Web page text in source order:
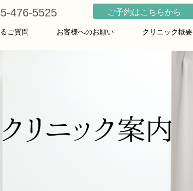
476-5525 ご予約はこちらから
ご質問 お客様へのお願い クリニック概要